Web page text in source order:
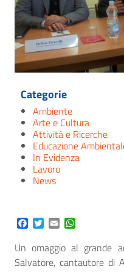
Categorie
Ambiente
Arte e Cultura
Attività e Ricerche
Educazione
In Evidenza
Lavoro
News
Facebook
Twitter
Email
Un omaggio al grande
Salvatore, cantautore di